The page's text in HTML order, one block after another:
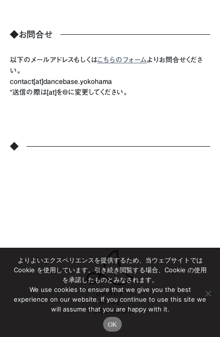
◆お問合せ
以下のメールアドレスもしくはこちらのフォームよりお問合せくださ
い。
contact[at]dancebase.yokohama
*送信の際は[at]を@に変更してください。
◆
よりよいエクスペリエンスを提供するため、当ウェブサイトでは
Cookie を使用しています。引き続き閲覧する場合、Cookie の使用
を承諾したものとみなされます。
We use cookies to ensure that we give you the best
experience on our website. If you continue to use this site we
will assume that you are happy with it.
OK